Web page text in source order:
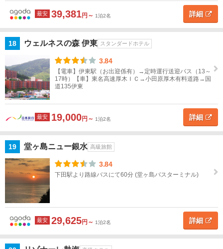
最安 39,381円～ 1泊2名 詳細
18 ウェルネスの森 伊東 スタンダードホテル
3.84
【電車】伊東駅（お出迎係有）→定時運行送迎バス（13～
17時）【車】東名高速厚木ＩＣ→小田原厚木有料道路→国
道135伊東
最安 19,000円～ 1泊2名 詳細
19 堂ヶ島ニュー銀水 高級旅館
3.84
下田駅より路線バスにて60分 (堂ヶ島バスターミナル)
最安 29,625円～ 1泊2名 詳細